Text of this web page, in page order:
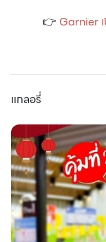
👉 Garnier
แกลอรี่